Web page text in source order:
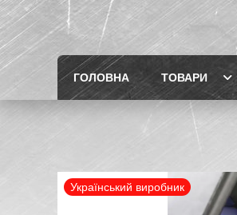
ГОЛОВНА ТОВАРИ
Український виробник